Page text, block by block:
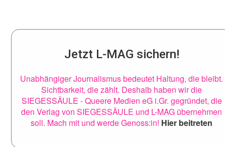
Jetzt L-MAG sichern!
Unabhängiger Journalismus bedeutet Haltung, die bleibt.
Sichtbarkeit, die zählt. Deshalb haben wir die
SIEGESSÄULE - Queere Medien eG i.Gr. gegründet, die
den Verlag von SIEGESSÄULE und L-MAG übernehmen
soll. Mach mit und werde Genoss:in! Hier beitreten